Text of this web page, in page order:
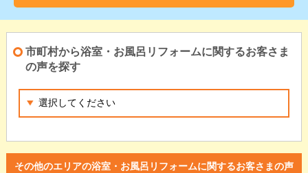
市町村から浴室・お風呂リフォームに関するお客さま
の声を探す
その他のエリアの浴室・お風呂リフォームに関するお客さまの声